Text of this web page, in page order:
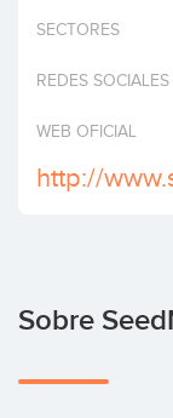
Invertir
SECTORES
REDES SOCIALES
WEB OFICIAL
http://
Sobre